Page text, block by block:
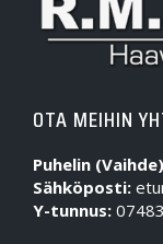
OTA MEIHIN
Puhelin
Sähköposti:
Y-tunnus: